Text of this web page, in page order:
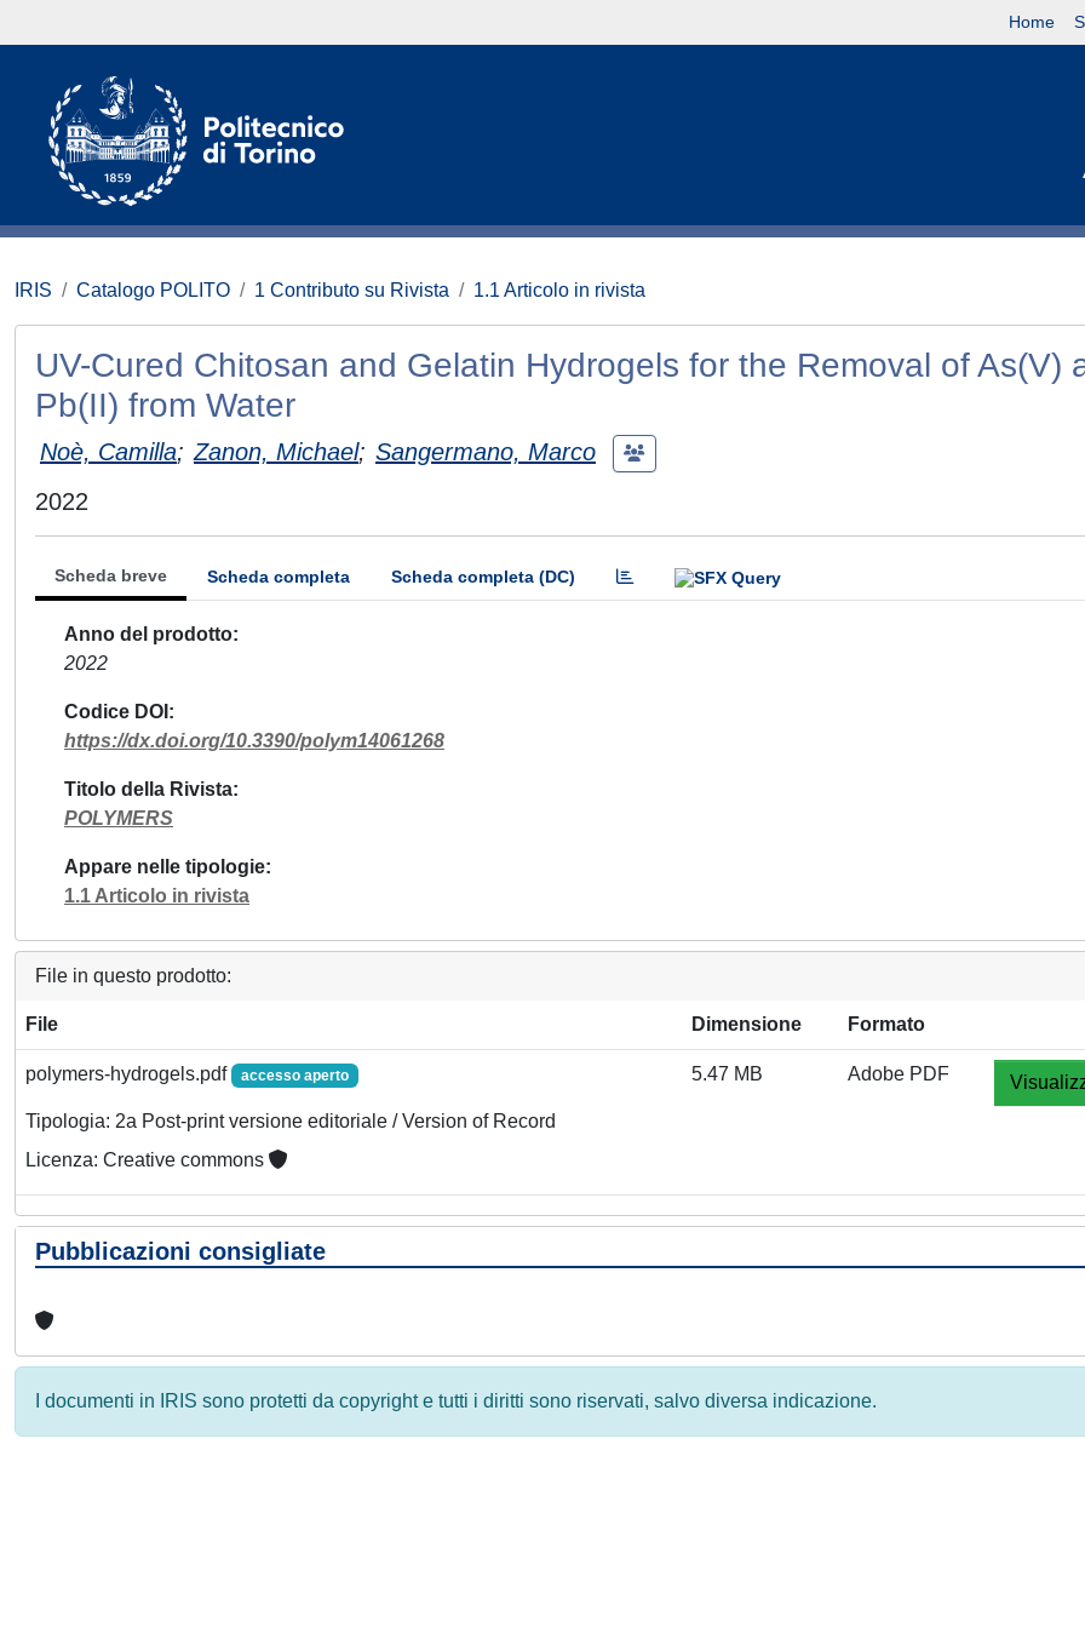
Home
IRIS Catalogo POLITO 1 Contributo su Rivista 1.1 Articolo in rivista
UV-Cured Chitosan and Gelatin Hydrogels for the Removal of As(V)
Pb(II) from Water
Noè, Camilla; Zanon, Michael; Sangermano, Marco
2022
Scheda breve Scheda completa Scheda completa (DC)
Anno del prodotto
2022
Codice DOI
https://dx.doi.org/10.3390/polym14061268
Titolo della Rivista
POLYMERS
Appare nelle tipologie
1.1 Articolo in rivista
File in questo prodotto:
File Dimensione Formato
polymers-hydrogels.pdf accesso aperto
Tipologia: 2a Post-print versione editoriale / Version of Record
Licenza: Creative commons
5.47 MB Adobe PDF
Pubblicazioni consigliate
I documenti in IRIS sono protetti da copyright e tutti i diritti sono riservati, salvo diversa indicazione.